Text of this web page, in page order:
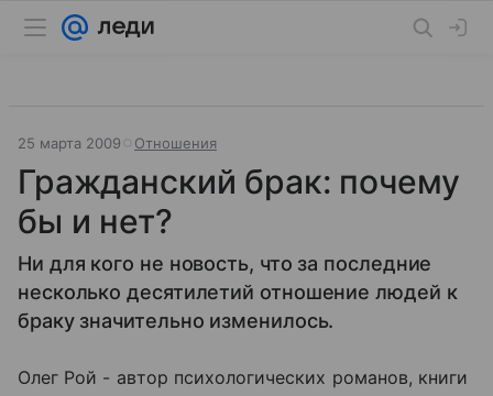
25 марта 2009 Отношения
Гражданский брак: почему
бы и нет?
Ни для кого не новость, что за последние
несколько десятилетий отношение людей к
браку значительно изменилось.
Олег Рой - автор психологических романов, книги